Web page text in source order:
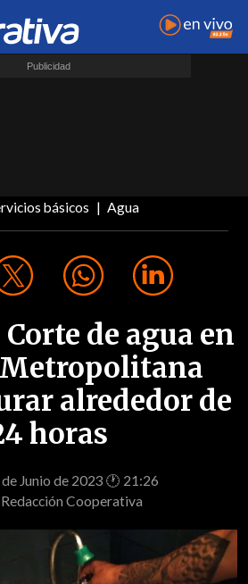
básicos Agua
de agua en
alrededor de
horas
Junio de 2023 🕐 21:26
Redacción Cooperativa